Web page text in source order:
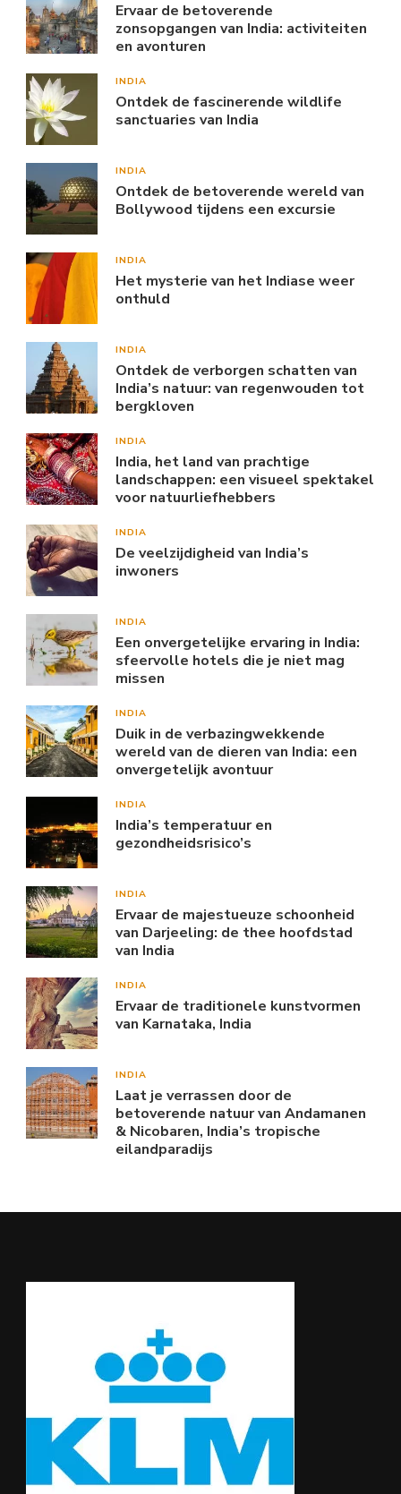
Ervaar de betoverende
zonsopgangen van India: activiteiten
en avonturen
INDIA
Ontdek de fascinerende wildlife
sanctuaries van India
INDIA
Ontdek de betoverende wereld van
Bollywood tijdens een excursie
INDIA
Het mysterie van het Indiase weer
onthuld
INDIA
Ontdek de verborgen schatten van
India’s natuur: van regenwouden tot
bergkloven
INDIA
India, het land van prachtige
landschappen: een visueel spektakel
voor natuurliefhebbers
INDIA
De veelzijdigheid van India’s
inwoners
INDIA
Een onvergetelijke ervaring in India:
sfeervolle hotels die je niet mag
missen
INDIA
Duik in de verbazingwekkende
wereld van de dieren van India: een
onvergetelijk avontuur
INDIA
India’s temperatuur en
gezondheidsrisico’s
INDIA
Ervaar de majestueuze schoonheid
van Darjeeling: de thee hoofdstad
van India
INDIA
Ervaar de traditionele kunstvormen
van Karnataka, India
INDIA
Laat je verrassen door de
betoverende natuur van Andamanen
& Nicobaren, India’s tropische
eilandparadijs